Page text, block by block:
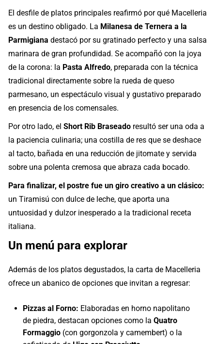
El desfile de platos principales reafirmó por qué Macelleria
es un destino obligado. La Milanesa de Ternera a la
Parmigiana destacó por su gratinado perfecto y una salsa
marinara de gran profundidad. Se acompañó con la joya
de la corona: la Pasta Alfredo, preparada con la técnica
tradicional directamente sobre la rueda de queso
parmesano, un espectáculo visual y gustativo preparado
en presencia de los comensales.
Por otro lado, elShort Rib Braseado resultó ser una oda a
la paciencia culinaria; una costilla de res que se deshace
al tacto, bañada en una reducción de jitomate y servida
sobre una polenta cremosa que abraza cada bocado.
Para finalizar, el postre fue un giro creativo a un clásico:
un Tiramisú con dulce de leche, que aporta una
untuosidad y dulzor inesperado a la tradicional receta
italiana.
Un menú para explorar
Además de los platos degustados, la carta de Macelleria
ofrece un abanico de opciones que invitan a regresar:
Pizzas al Forno: Elaboradas en horno napolitano
de piedra, destacan opciones como laQuatro
Formaggio (con gorgonzola y camembert) o la